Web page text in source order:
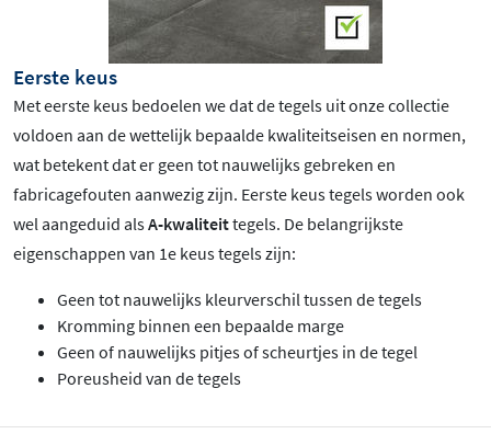
Eerste keus
Met eerste keus bedoelen we dat de tegels uit onze collectie
voldoen aan de wettelijk bepaalde kwaliteitseisen en normen,
wat betekent dat er geen tot nauwelijks gebreken en
fabricagefouten aanwezig zijn. Eerste keus tegels worden ook
wel aangeduid alsA-kwaliteittegels. De belangrijkste
eigenschappen van 1e keus tegels zijn:
Geen tot nauwelijks kleurverschil tussen de tegels
Kromming binnen een bepaalde marge
Geen of nauwelijks pitjes of scheurtjes in de tegel
Poreusheid van de tegels